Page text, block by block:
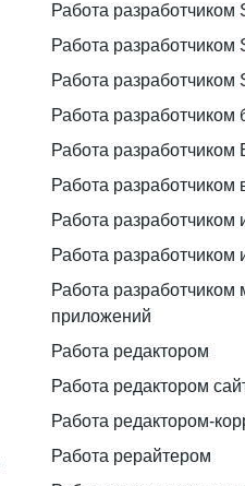
Работа разработчиком
Работа разработчиком
Работа разработчиком
Работа разработчиком
Работа разработчиком
Работа
Работа разработчиком
Работа разработчиком
Работа разработчиком
приложений
Работа редактором
Работа редактором
Работа редактором-
Работа рерайтером